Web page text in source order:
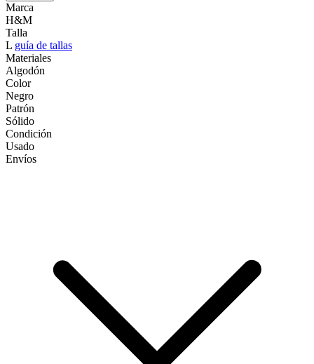
Marca
H&M
Talla
L guía de tallas
Materiales
Algodón
Color
Negro
Patrón
Sólido
Condición
Usado
Envíos